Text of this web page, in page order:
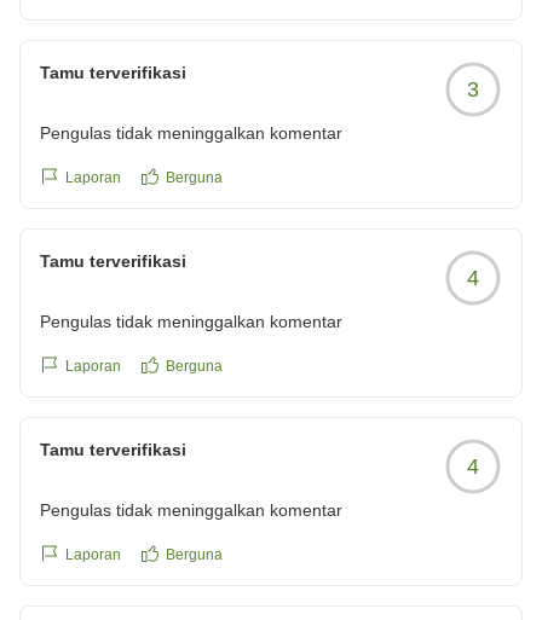
Tamu terverifikasi
3
Pengulas tidak meninggalkan komentar
Laporan Berguna
Tamu terverifikasi
4
Pengulas tidak meninggalkan komentar
Laporan Berguna
Tamu terverifikasi
4
Pengulas tidak meninggalkan komentar
Laporan Berguna